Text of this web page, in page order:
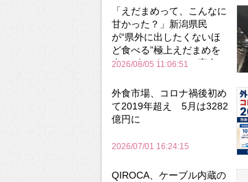
「えだまめって、こんなに
甘かった？」新潟県民
が“県外に出したくないほ
ど食べる”極上えだまめを
森のビアガーデンで実食
2026/08/05 11:06:51
外食市場、コロナ禍後初め
て2019年超え 5月は3282
億円に
2026/07/01 16:24:15
QIROCA、ケーブル内蔵の